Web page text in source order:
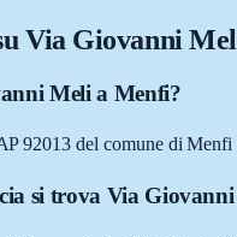
Via Giovanni
Meli a Menfi?
92013 del comune di
si trova Via